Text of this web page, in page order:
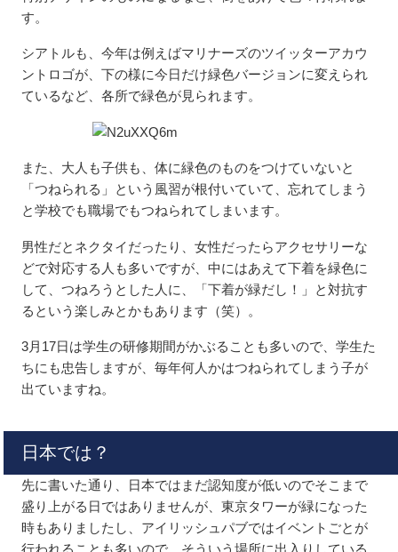
す。
シアトルも、今年は例えばマリナーズのツイッターアカウ
ントロゴが、下の様に今日だけ緑色バージョンに変えられ
ているなど、各所で緑色が見られます。
また、大人も子供も、体に緑色のものをつけていないと
「つねられる」という風習が根付いていて、忘れてしまう
と学校でも職場でもつねられてしまいます。
男性だとネクタイだったり、女性だったらアクセサリーな
どで対応する人も多いですが、中にはあえて下着を緑色に
して、つねろうとした人に、「下着が緑だし！」と対抗す
るという楽しみとかもあります（笑）。
3月17日は学生の研修期間がかぶることも多いので、学生た
ちにも忠告しますが、毎年何人かはつねられてしまう子が
出ていますね。
日本では？
先に書いた通り、日本ではまだ認知度が低いのでそこまで
盛り上がる日ではありませんが、東京タワーが緑になった
時もありましたし、アイリッシュパブではイベントごとが